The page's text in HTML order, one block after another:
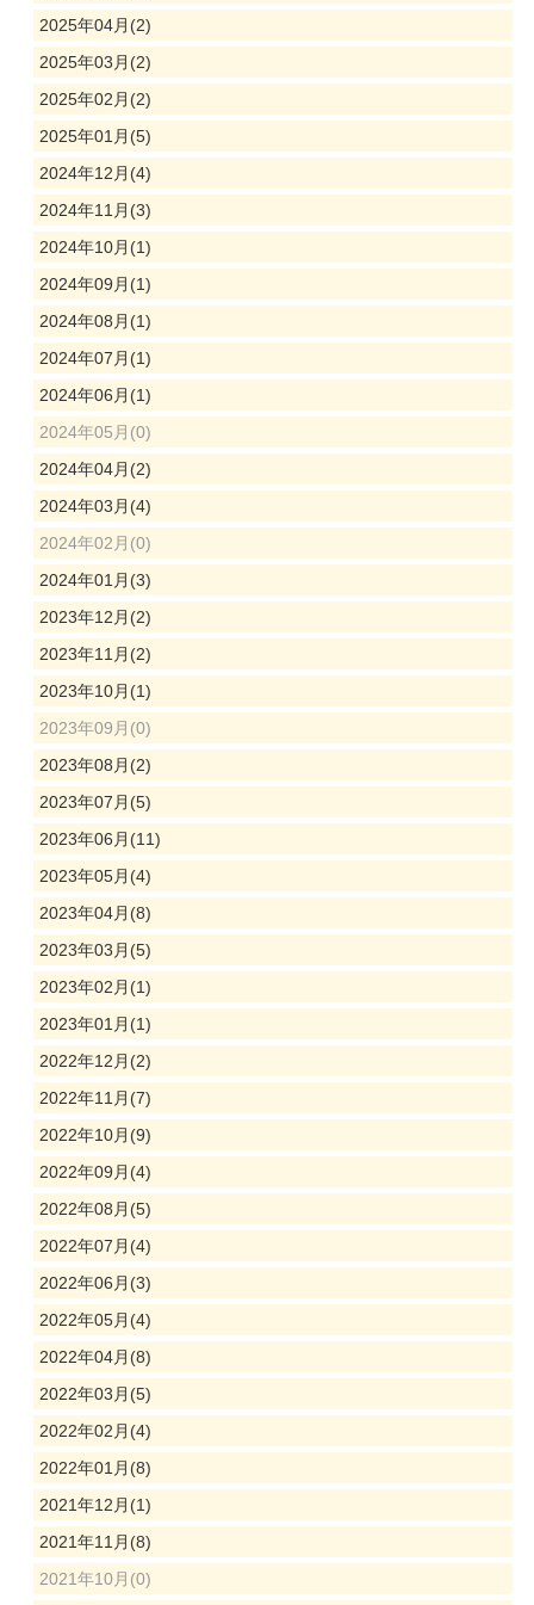
2025年04月(2)
2025年03月(2)
2025年02月(2)
2025年01月(5)
2024年12月(4)
2024年11月(3)
2024年10月(1)
2024年09月(1)
2024年08月(1)
2024年07月(1)
2024年06月(1)
2024年05月(0)
2024年04月(2)
2024年03月(4)
2024年02月(0)
2024年01月(3)
2023年12月(2)
2023年11月(2)
2023年10月(1)
2023年09月(0)
2023年08月(2)
2023年07月(5)
2023年06月(11)
2023年05月(4)
2023年04月(8)
2023年03月(5)
2023年02月(1)
2023年01月(1)
2022年12月(2)
2022年11月(7)
2022年10月(9)
2022年09月(4)
2022年08月(5)
2022年07月(4)
2022年06月(3)
2022年05月(4)
2022年04月(8)
2022年03月(5)
2022年02月(4)
2022年01月(8)
2021年12月(1)
2021年11月(8)
2021年10月(0)